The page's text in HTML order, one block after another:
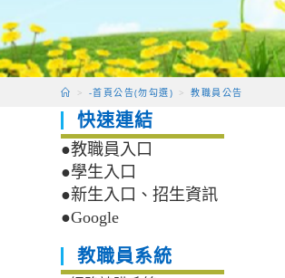
> -首頁公告(勿勾選) > 教職員公告
快速連結
●教職員入口
●學生入口
●新生入口、招生資訊
●Google
教職員系統